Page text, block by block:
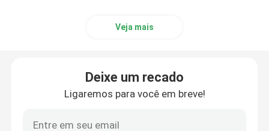
Veja mais
Deixe um recado
Ligaremos para você em breve!